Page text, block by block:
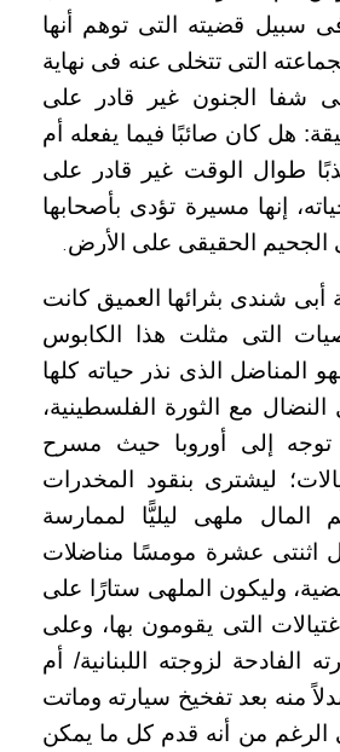
سبيل قضيته التى توهم أنها
التى تتخلى عنه فى نهاية
شفا الجنون غير قادر على
هل كان صائبًا فيما يفعله أم
طوال الوقت غير قادر على
إنها مسيرة تؤدى بأصحابها
الجحيم الحقيقى على الأرض.
شندى بثرائها العميق كانت
التى مثلت هذا الكابوس
المناضل الذى نذر حياته كلها
مع الثورة الفلسطينية،
إلى أوروبا حيث مسرح
ليشترى بنقود المخدرات
المال ملهى ليليًّا لممارسة
اثنتى عشرة مومسًا مناضلات
وليكون الملهى ستارًا على
التى يقومون بها، وعلى
الفادحة لزوجته اللبنانية/ أم
منه بعد تفخيخ سيارته وماتت
الرغم من أنه قدم كل ما يمكن